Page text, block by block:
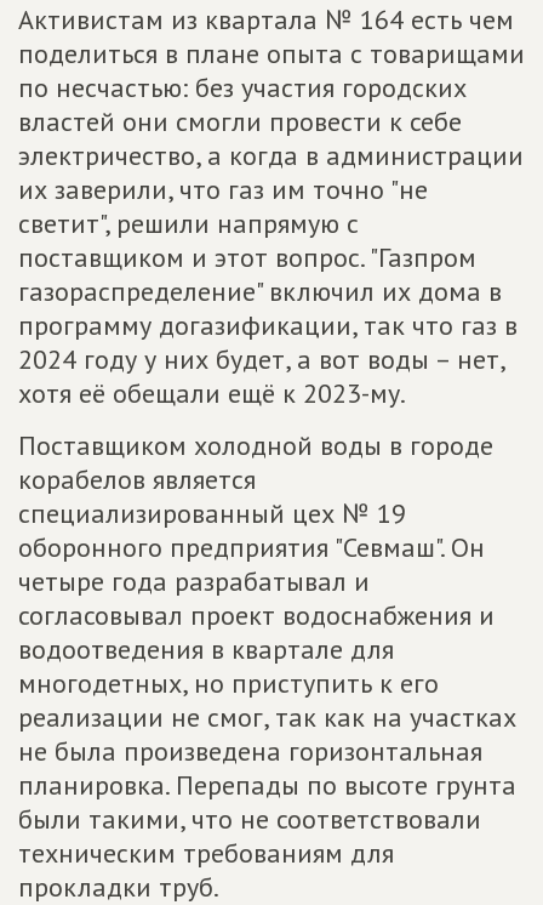
Активистам из квартала № 164 есть чем
поделиться в плане опыта с товарищами
по несчастью: без участия городских
властей они смогли провести к себе
электричество, а когда в администрации
их заверили, что газ им точно "не
светит", решили напрямую с
поставщиком и этот вопрос. "Газпром
газораспределение" включил их дома в
программу догазификации, так что газ в
2024 году у них будет, а вот воды – нет,
хотя её обещали ещё к 2023-му.
Поставщиком холодной воды в городе
корабелов является
специализированный цех № 19
оборонного предприятия "Севмаш". Он
четыре года разрабатывал и
согласовывал проект водоснабжения и
водоотведения в квартале для
многодетных, но приступить к его
реализации не смог, так как на участках
не была произведена горизонтальная
планировка. Перепады по высоте грунта
были такими, что не соответствовали
техническим требованиям для
прокладки труб.